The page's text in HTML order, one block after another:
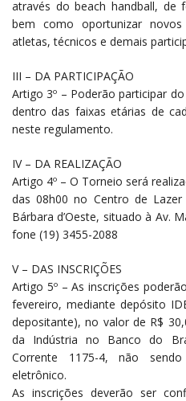
através do beach handball, de
bem como oportunizar
atletas, técnicos e demais
III – DA PARTICIPAÇÃO
Artigo 3º – Poderão participar
dentro das faixas etárias de
neste regulamento.
IV – DA REALIZAÇÃO
Artigo 4º – O Torneio será
das 08h00 no Centro de
Bárbara d’Oeste, situado à Av.
fone (19) 3455-2088
V – DAS INSCRIÇÕES
Artigo 5º – As inscrições
fevereiro, mediante depósito
depositante), no valor de R$
da Indústria no Banco do
Corrente 1175-4, não
eletrônico.
As inscrições deverão ser